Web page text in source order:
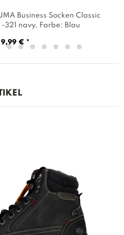
Business Socken Classic
321 navy, Farbe: Blau
9,99 € *